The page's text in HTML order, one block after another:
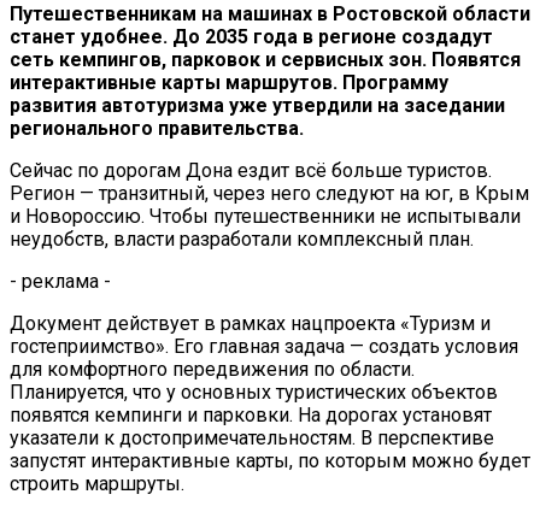
Путешественникам на машинах в Ростовской области
станет удобнее. До 2035 года в регионе создадут
сеть кемпингов, парковок и сервисных зон. Появятся
интерактивные карты маршрутов. Программу
развития автотуризма уже утвердили на заседании
регионального правительства.
Сейчас по дорогам Дона ездит всё больше туристов.
Регион — транзитный, через него следуют на юг, в Крым
и Новороссию. Чтобы путешественники не испытывали
неудобств, власти разработали комплексный план.
- реклама -
Документ действует в рамках нацпроекта «Туризм и
гостеприимство». Его главная задача — создать условия
для комфортного передвижения по области.
Планируется, что у основных туристических объектов
появятся кемпинги и парковки. На дорогах установят
указатели к достопримечательностям. В перспективе
запустят интерактивные карты, по которым можно будет
строить маршруты.